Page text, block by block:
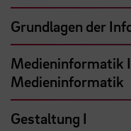
Grundlagen der
Medieninformatik
Medieninformatik
Gestaltung I